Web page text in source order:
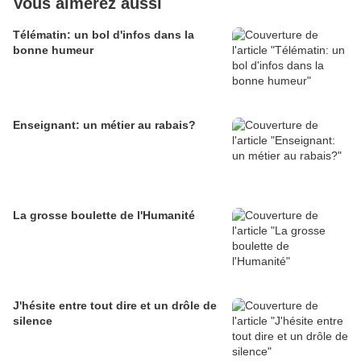
Télématin: un bol d'infos dans la
bonne humeur
Enseignant: un métier au rabais?
La grosse boulette de l'Humanité
J'hésite entre tout dire et un drôle de
silence